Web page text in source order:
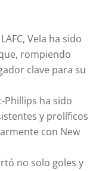
Vela ha sido
rompiendo
clave para su
Phillips ha sido
y prolíficos
con New
no solo goles y